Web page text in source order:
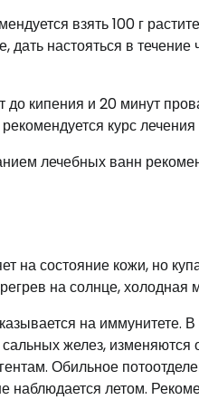
взять 100 г
настояться в течение
до кипения и 20 минут
курс
лечебных ванн
на состояние кожи, но
на солнце, холодная
на иммунитете.
желез,
Обильное
летом.